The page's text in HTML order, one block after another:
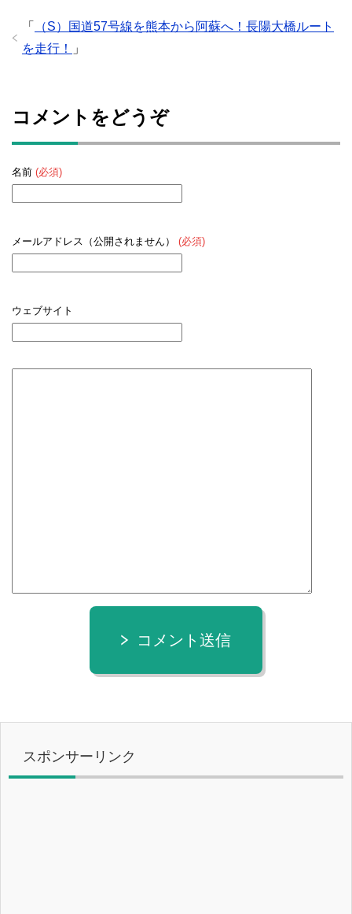
「
（S）国道57号線を熊本から阿蘇へ！長陽大橋ルート
を走行！
」
コメントをどうぞ
名前 (必須)
メールアドレス（公開されません） (必須)
ウェブサイト
コメント送信
スポンサーリンク